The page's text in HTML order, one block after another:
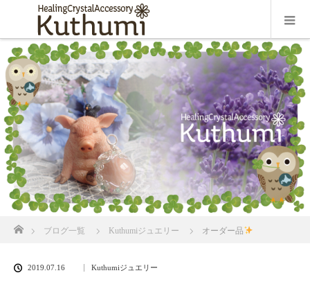
ブログ一覧 Kuthumiジュエリー オーダー品
2019.07.16 Kuthumiジュエリー